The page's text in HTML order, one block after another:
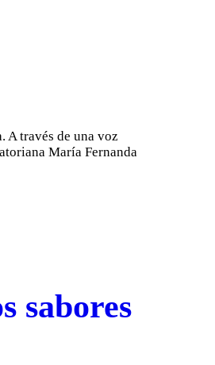
A través de una voz
María Fernanda
sabores